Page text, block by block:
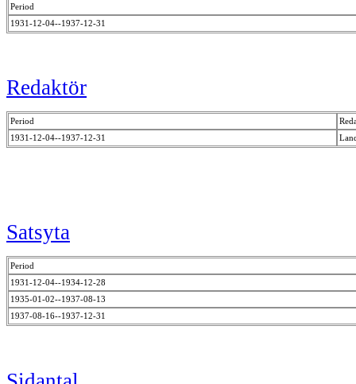
Period
1931-12-04--1937-12-31
Redaktör
Period
1931-12-04--1937-12-31
Satsyta
Period
1931-12-04--1934-12-28
1935-01-02--1937-08-13
1937-08-16--1937-12-31